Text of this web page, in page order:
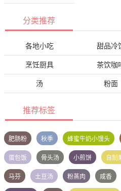
分类推荐
各地小吃 甜品冷
烹饪厨具 茶饮咖
汤 粉面
推荐标签
肥肠粉 秋季 蜂蜜牛奶小馒头
蛋包饭 骨头汤 小煎饼 自制
马芬 土豆汤 粉蒸肉 咸香